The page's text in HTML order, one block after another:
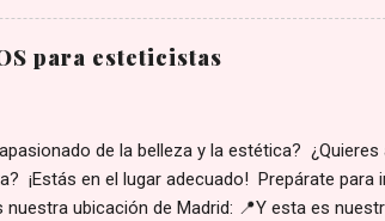
la fidelización de tu clientela. ¿Qué
completa para perfeccionar tus protocolos y
para ofrecer tratamientos de higiene
y tratar alteraciones comunes de la piel:
para esteticistas
de la belleza y la estética?
¡Estás en el lugar adecuado! Prepárate
nuestra ubicación de Madrid: 📍Y esta es